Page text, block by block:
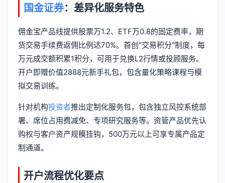
国金证券：差异化服务特色
佣金宝产品线提供股票万1.2、ETF万0.8的固定费率，期
货交易手续费返佣比例达70%。首创"交易积分"制度，每
万元成交额积累1积分，可用于兑换L2行情或投顾服务。
开户即赠价值2888元新手礼包，包含量化策略课程与模
拟交易训练。
针对机构投资者推出定制化服务包，包含独立风控系统部
署、席位占用费减免、专项研究服务等。资管产品优先认
购权与客户资产规模挂钩，500万元以上可享专属产品定
制通道。
开户流程优化要点